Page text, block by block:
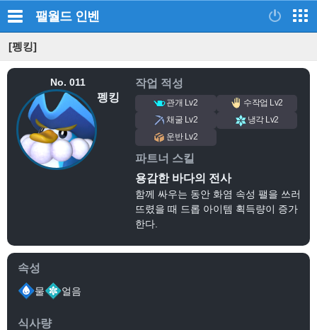
팰월드 인벤
[펭킹]
No. 011
펭킹
작업 적성
관개 Lv2
수작업 Lv2
채굴 Lv2
냉각 Lv2
운반 Lv2
파트너 스킬
용감한 바다의 전사
함께 싸우는 동안 화염 속성 팰을 쓰러
뜨렸을 때 드롭 아이템 획득량이 증가
한다.
속성
물 얼음
식사량